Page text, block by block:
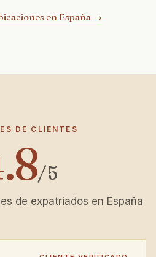
en España →
Clientes
DE CLIENTES
/ 5
de expatriados en España